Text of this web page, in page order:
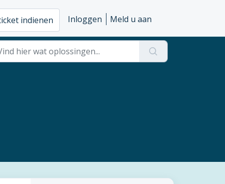
indienen Inloggen Meld u aan